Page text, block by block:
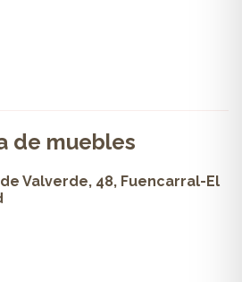
de muebles
Valverde, 48, Fuencarral-El